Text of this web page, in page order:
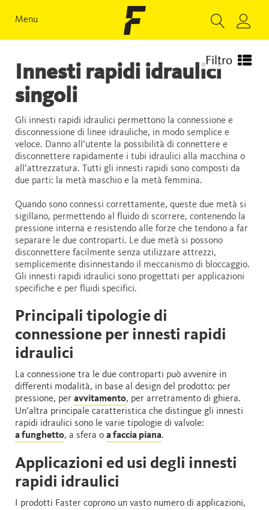
Menu
Filtro
Innesti rapidi idraulici
singoli
Gli innesti rapidi idraulici permettono la connessione e
disconnessione di linee idrauliche, in modo semplice e
veloce. Danno all’utente la possibilità di connettere e
disconnettere rapidamente i tubi idraulici alla macchina o
all’attrezzatura. Tutti gli innesti rapidi sono composti da
due parti: la metà maschio e la metà femmina.
Quando sono connessi correttamente, queste due metà si
sigillano, permettendo al fluido di scorrere, contenendo la
pressione interna e resistendo alle forze che tendono a far
separare le due controparti. Le due metà si possono
disconnettere facilmente senza utilizzare attrezzi,
semplicemente disinnestando il meccanismo di bloccaggio.
Gli innesti rapidi idraulici sono progettati per applicazioni
specifiche e per fluidi specifici.
Principali tipologie di
connessione per innesti rapidi
idraulici
La connessione tra le due controparti può avvenire in
differenti modalità, in base al design del prodotto: per
pressione, per avvitamento, per arretramento di ghiera.
Un’altra principale caratteristica che distingue gli innesti
rapidi idraulici sono le varie tipologie di valvole:
a funghetto, a sfera o a faccia piana.
Applicazioni ed usi degli innesti
rapidi idraulici
I prodotti Faster coprono un vasto numero di applicazioni,